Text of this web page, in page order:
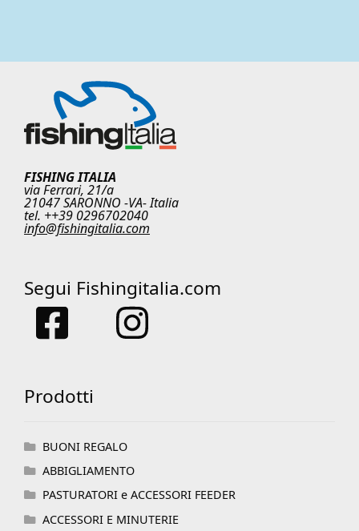
FISHING ITALIA
via Ferrari, 21/a
21047 SARONNO -VA- Italia
tel. ++39 0296702040
info@fishingitalia.com
Segui Fishingitalia.com
Prodotti
BUONI REGALO
ABBIGLIAMENTO
PASTURATORI e ACCESSORI FEEDER
ACCESSORI E MINUTERIE